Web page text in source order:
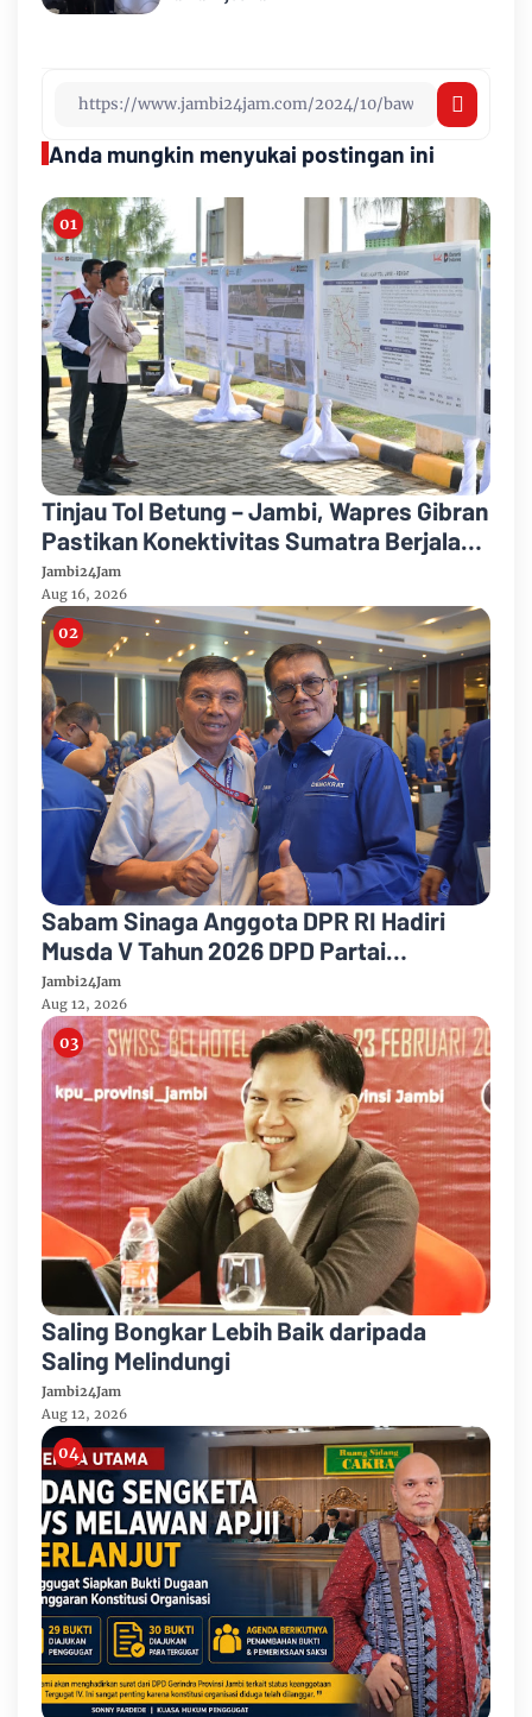
Anda mungkin menyukai postingan ini
Tinjau Tol Betung – Jambi, Wapres Gibran
Pastikan Konektivitas Sumatra Berjalan
Optimal
Jambi24Jam
Aug 16, 2026
Sabam Sinaga Anggota DPR RI Hadiri
Musda V Tahun 2026 DPD Partai
Demokrat Provinsi Jambi
Jambi24Jam
Aug 12, 2026
Saling Bongkar Lebih Baik daripada
Saling Melindungi
Jambi24Jam
Aug 12, 2026